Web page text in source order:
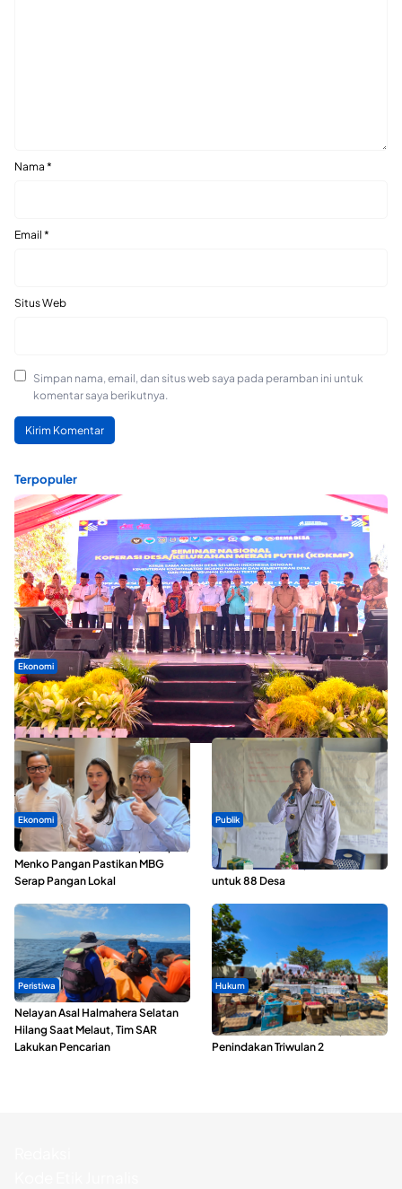
Nama *
Email *
Situs Web
Simpan nama, email, dan situs web saya pada peramban ini untuk
komentar saya berikutnya.
Terpopuler
Ekonomi
Seminar di Ternate, Mendes Perkuat Sinergi Percepatan
Kopdes Merah Putih
Ekonomi
SPPG di Maluku Utara Dipercepat,
Menko Pangan Pastikan MBG
Serap Pangan Lokal
Publik
ABDESI Morotai Apresiasi
Penyaluran ADD Rp3,13 Miliar
untuk 88 Desa
Peristiwa
Nelayan Asal Halmahera Selatan
Hilang Saat Melaut, Tim SAR
Lakukan Pencarian
Hukum
Polda Maluku Utara Musnahkan
Ribuan Liter Miras Hasil Operasi
Penindakan Triwulan 2